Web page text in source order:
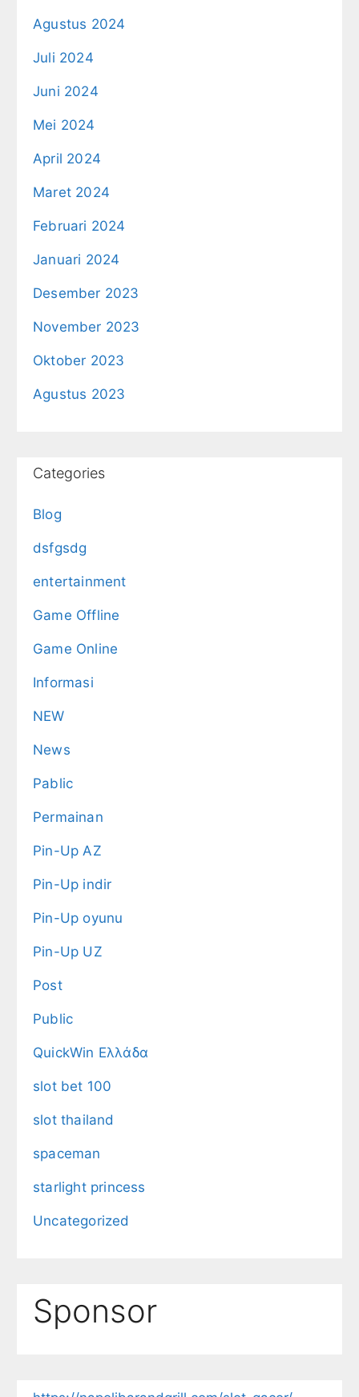
Agustus 2024
Juli 2024
Juni 2024
Mei 2024
April 2024
Maret 2024
Februari 2024
Januari 2024
Desember 2023
November 2023
Oktober 2023
Agustus 2023
Categories
Blog
dsfgsdg
entertainment
Game Offline
Game Online
Informasi
NEW
News
Pablic
Permainan
Pin-Up AZ
Pin-Up indir
Pin-Up oyunu
Pin-Up UZ
Post
Public
QuickWin Ελλάδα
slot bet 100
slot thailand
spaceman
starlight princess
Uncategorized
Sponsor